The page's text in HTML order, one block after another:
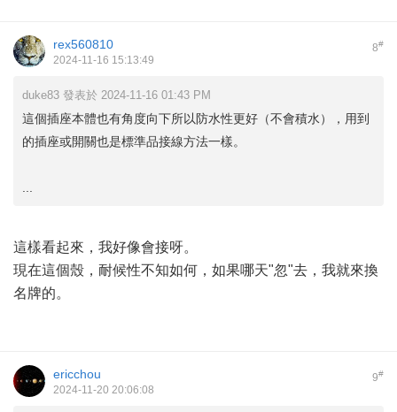
8#
rex560810
2024-11-16 15:13:49
duke83 發表於 2024-11-16 01:43 PM
這個插座本體也有角度向下所以防水性更好（不會積水），用到
的插座或開關也是標準品接線方法一樣。
這樣看起來，我好像會接呀。
現在這個殼，耐候性不知如何，如果哪天"忽"去，我就來換
名牌的。
9#
ericchou
2024-11-20 20:06:08